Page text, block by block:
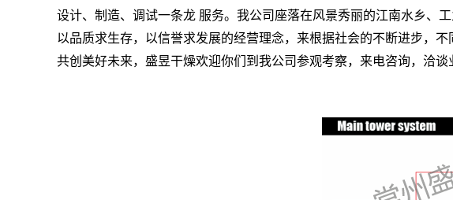
设计、制造、调试一条龙 服务。我公司座落在风景秀丽的江南水乡、
以品质求生存，以信誉求发展的经营理念，来根据社会的不断进步，
共创美好未来，盛昱干燥欢迎你们到我公司参观考察，来电咨询，洽谈